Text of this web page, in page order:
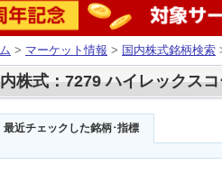
> マーケット情報 > 国内株式銘柄検索
株式：7279 ハイレックス
最近チェックした銘柄･指標